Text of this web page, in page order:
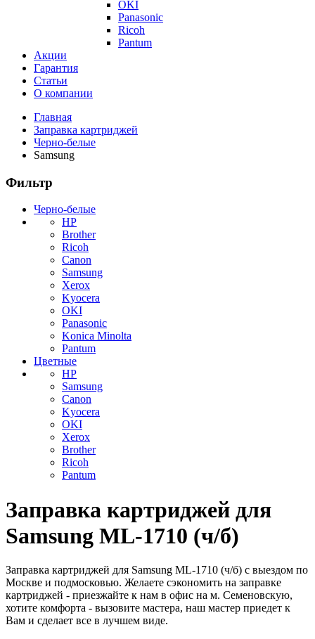
OKI
Panasonic
Ricoh
Pantum
Акции
Гарантия
Статьи
О компании
Главная
Заправка картриджей
Черно-белые
Samsung
Фильтр
Черно-белые
HP
Brother
Ricoh
Canon
Samsung
Xerox
Kyocera
OKI
Panasonic
Konica Minolta
Pantum
Цветные
HP
Samsung
Canon
Kyocera
OKI
Xerox
Brother
Ricoh
Pantum
Заправка картриджей для
Samsung ML-1710 (ч/б)
Заправка картриджей для Samsung ML-1710 (ч/б) с выездом по
Москве и подмосковью. Желаете сэкономить на заправке
картриджей - приезжайте к нам в офис на м. Семеновскую,
хотите комфорта - вызовите мастера, наш мастер приедет к
Вам и сделает все в лучшем виде.